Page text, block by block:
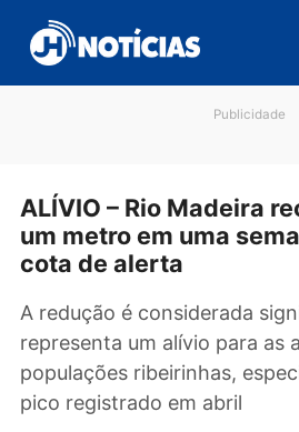
para
conteúdo
ALÍVIO – Rio Madeira
um metro em uma
A redução é considerada
representa um alívio para
populações ribeirinhas,